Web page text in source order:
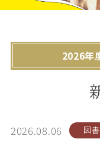
受験生の方
企業・一般の方
2026年
2026.08.06 図